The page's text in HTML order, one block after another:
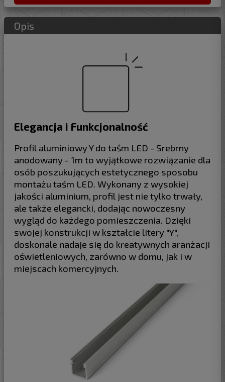
Opis
Elegancja i Funkcjonalność
Profil aluminiowy Y do taśm LED - Srebrny
anodowany - 1m to wyjątkowe rozwiązanie dla
osób poszukujących estetycznego sposobu
montażu taśm LED. Wykonany z wysokiej
jakości aluminium, profil jest nie tylko trwały,
ale także elegancki, dodając nowoczesny
wygląd do każdego pomieszczenia. Dzięki
swojej konstrukcji w kształcie litery "Y",
doskonale nadaje się do kreatywnych aranżacji
oświetleniowych, zarówno w domu, jak i w
miejscach komercyjnych.